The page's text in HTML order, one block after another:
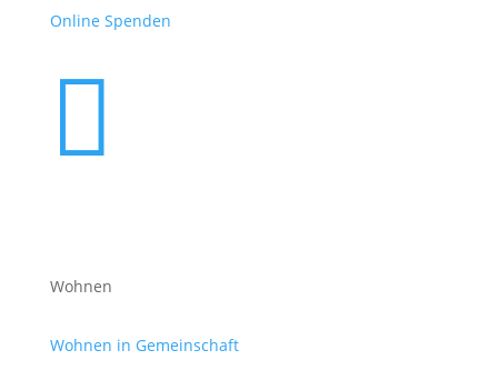
Online Spenden

Wohnen
Wohnen in Gemeinschaft